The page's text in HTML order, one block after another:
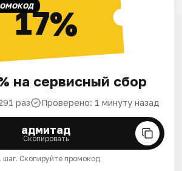
17%
на сервисный сбор
раз Проверено: 1 минуту назад
адмитад
Скопировать
шаг. Скопируйте промокод